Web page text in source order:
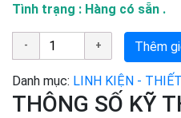
Tình trạng : Hàng có sẵn .
Thêm
Danh mục: LINH KIỆN -
THÔNG SỐ KỸ